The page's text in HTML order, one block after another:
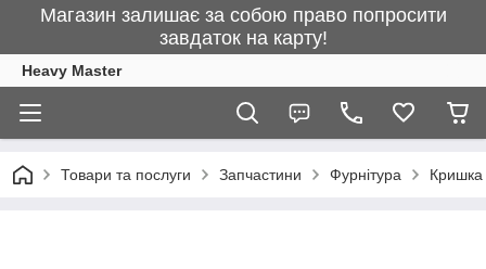
Магазин залишає за собою право попросити
завдаток на карту!
Heavy Master
Товари та послуги Запчастини Фурнітура Кришка